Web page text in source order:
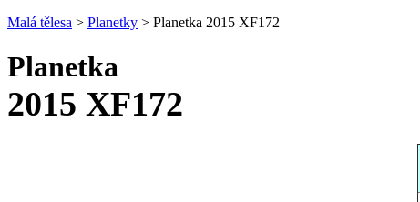
Malá tělesa > Planetky > Planetka 2015 XF172
Planetka
2015 XF172